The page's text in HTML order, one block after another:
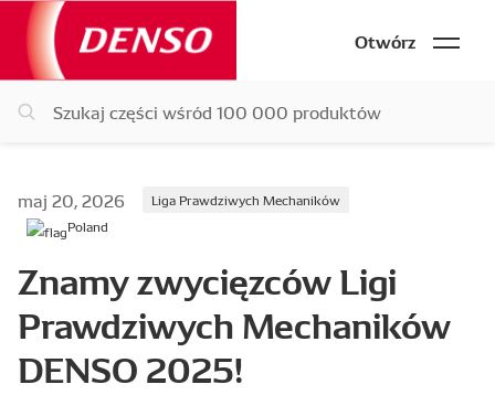
Otwórz
maj 20, 2026
Liga Prawdziwych Mechaników
Poland
Znamy zwycięzców Ligi
Prawdziwych Mechaników
DENSO 2025!